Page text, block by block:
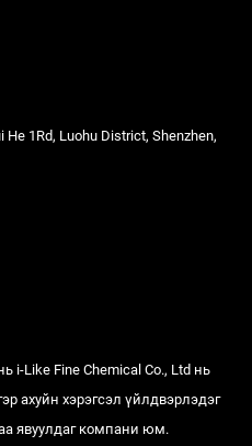
He 1Rd, Luohu District, Shenzhen,
i-Like Fine Chemical Co., Ltd нь
ахуйн хэрэгсэл үйлдвэрлэдэг
явуулдаг компани юм.